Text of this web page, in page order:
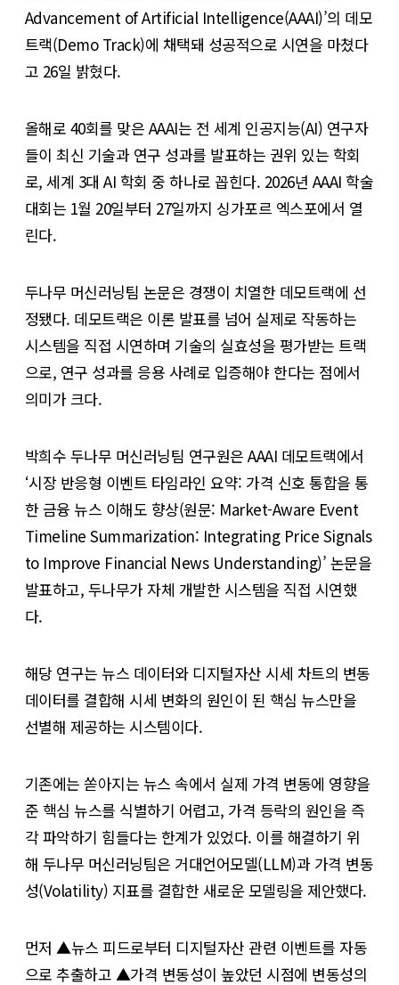
Advancement of Artificial Intelligence(AAAI)’의 데모
트랙(Demo Track)에 채택돼 성공적으로 시연을 마쳤다
고 26일 밝혔다.
올해로 40회를 맞은 AAAI는 전 세계 인공지능(AI) 연구자
들이 최신 기술과 연구 성과를 발표하는 권위 있는 학회
로, 세계 3대 AI 학회 중 하나로 꼽힌다. 2026년 AAAI 학술
대회는 1월 20일부터 27일까지 싱가포르 엑스포에서 열
린다.
두나무 머신러닝팀 논문은 경쟁이 치열한 데모트랙에 선
정됐다. 데모트랙은 이론 발표를 넘어 실제로 작동하는
시스템을 직접 시연하며 기술의 실효성을 평가받는 트랙
으로, 연구 성과를 응용 사례로 입증해야 한다는 점에서
의미가 크다.
박희수 두나무 머신러닝팀 연구원은 AAAI 데모트랙에서
‘시장 반응형 이벤트 타임라인 요약: 가격 신호 통합을 통
한 금융 뉴스 이해도 향상(원문: Market-Aware Event
Timeline Summarization: Integrating Price Signals
to Improve Financial News Understanding)’ 논문을
발표하고, 두나무가 자체 개발한 시스템을 직접 시연했
다.
해당 연구는 뉴스 데이터와 디지털자산 시세 차트의 변동
데이터를 결합해 시세 변화의 원인이 된 핵심 뉴스만을
선별해 제공하는 시스템이다.
기존에는 쏟아지는 뉴스 속에서 실제 가격 변동에 영향을
준 핵심 뉴스를 식별하기 어렵고, 가격 등락의 원인을 즉
각 파악하기 힘들다는 한계가 있었다. 이를 해결하기 위
해 두나무 머신러닝팀은 거대언어모델(LLM)과 가격 변동
성(Volatility) 지표를 결합한 새로운 모델링을 제안했다.
먼저 ▲뉴스 피드로부터 디지털자산 관련 이벤트를 자동
으로 추출하고 ▲가격 변동성이 높았던 시점에 변동성의